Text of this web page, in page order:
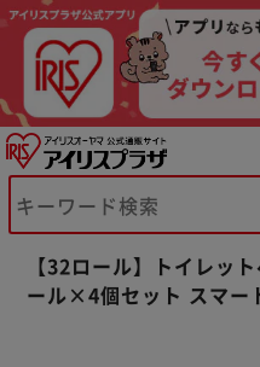
【32ロール】トイレッ
ール×4個セット スマー